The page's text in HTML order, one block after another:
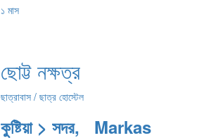
১ মাস
ছোট্ট নক্ষত্র
ছাত্রাবাস / ছাত্র হোস্টেল
কুষ্টিয়া > সদর, Markas